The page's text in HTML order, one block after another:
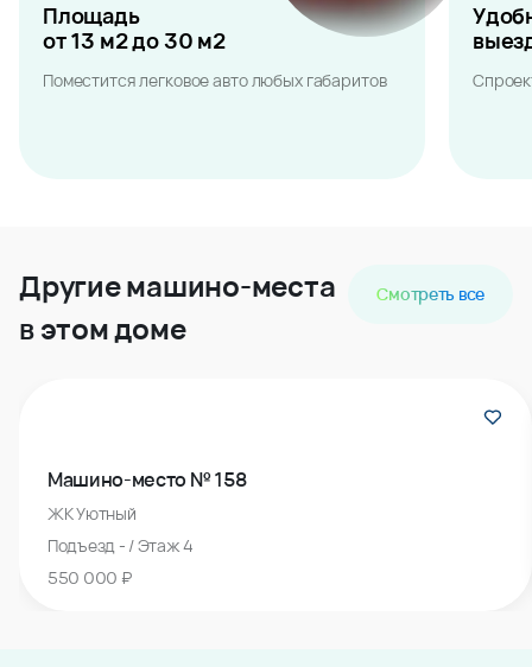
Площадь
от 13 м2 до 30 м2
Поместится легковое авто любых габаритов
Другие машино-места
в этом доме
Смотреть все
Машино-место № 158
ЖК Уютный
Подъезд - / Этаж 4
550 000 ₽